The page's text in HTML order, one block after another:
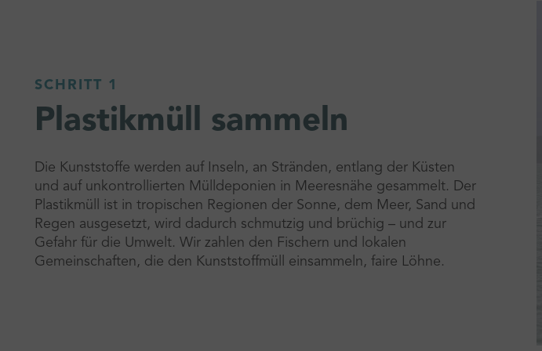
SCHRITT 1
Plastikmüll sammeln
Die Kunststoffe werden auf Inseln, an Stränden, entlang der Küsten
und auf unkontrollierten Mülldeponien in Meeresnähe gesammelt. Der
Plastikmüll ist in tropischen Regionen der Sonne, dem Meer, Sand und
Regen ausgesetzt, wird dadurch schmutzig und brüchig – und zur
Gefahr für die Umwelt. Wir zahlen den Fischern und lokalen
Gemeinschaften, die den Kunststoffmüll einsammeln, faire Löhne.